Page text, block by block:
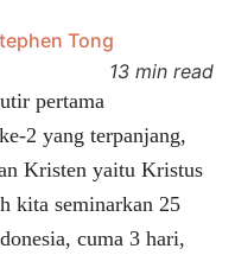
Tong
13 min read
pertama
2 yang terpanjang,
Kristen yaitu Kristus
kita seminarkan 25
cuma 3 hari,